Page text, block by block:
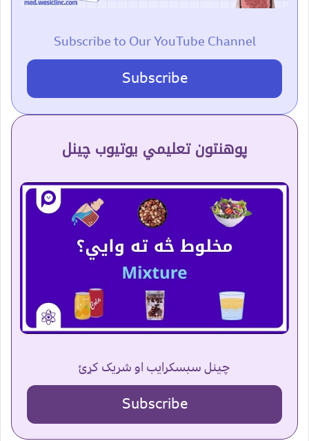
Subscribe to Our YouTube Channel
Subscribe
پوهنتون تعلیمي یوتیوب چینل
چینل سبسکرایب او شریک کړئ
Subscribe